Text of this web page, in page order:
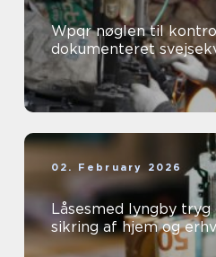
Wpqr nøglen til kontrolleret og
dokumenteret
02. February 2026
Låsesmed lyngby tryg og moderne
sikring af hjem og